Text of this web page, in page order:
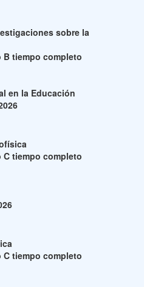
sobre la
tiempo completo
en la Educación
tiempo completo
tiempo completo